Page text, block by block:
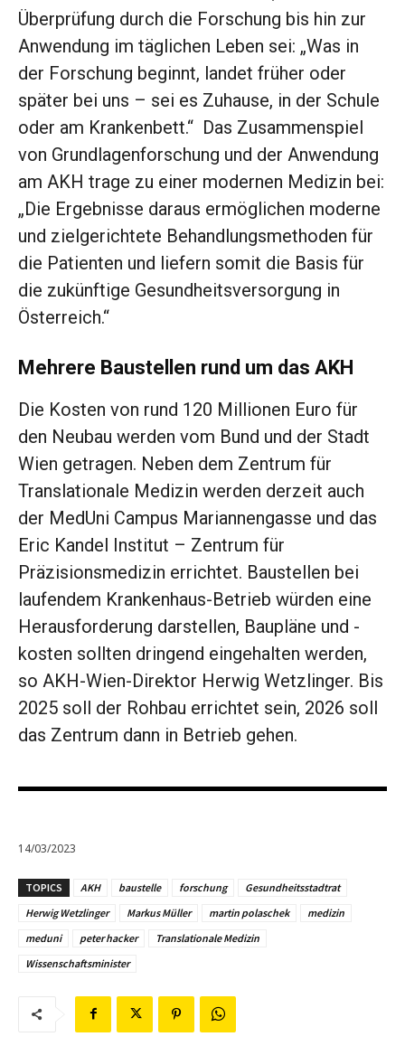
Überprüfung durch die Forschung bis hin zur
Anwendung im täglichen Leben sei: „Was in
der Forschung beginnt, landet früher oder
später bei uns – sei es Zuhause, in der Schule
oder am Krankenbett.“ Das Zusammenspiel
von Grundlagenforschung und der Anwendung
am AKH trage zu einer modernen Medizin bei:
„Die Ergebnisse daraus ermöglichen moderne
und zielgerichtete Behandlungsmethoden für
die Patienten und liefern somit die Basis für
die zukünftige Gesundheitsversorgung in
Österreich.“
Mehrere Baustellen rund um das AKH
Die Kosten von rund 120 Millionen Euro für
den Neubau werden vom Bund und der Stadt
Wien getragen. Neben dem Zentrum für
Translationale Medizin werden derzeit auch
der MedUni Campus Mariannengasse und das
Eric Kandel Institut – Zentrum für
Präzisionsmedizin errichtet. Baustellen bei
laufendem Krankenhaus-Betrieb würden eine
Herausforderung darstellen, Baupläne und -
kosten sollten dringend eingehalten werden,
so AKH-Wien-Direktor Herwig Wetzlinger. Bis
2025 soll der Rohbau errichtet sein, 2026 soll
das Zentrum dann in Betrieb gehen.
14/03/2023
TOPICS AKH baustelle forschung
Gesundheitsstadtrat
Herwig Wetzlinger
Markus Müller martin polaschek
medizin
meduni
peter hacker
Translationale Medizin
Wissenschaftsminister